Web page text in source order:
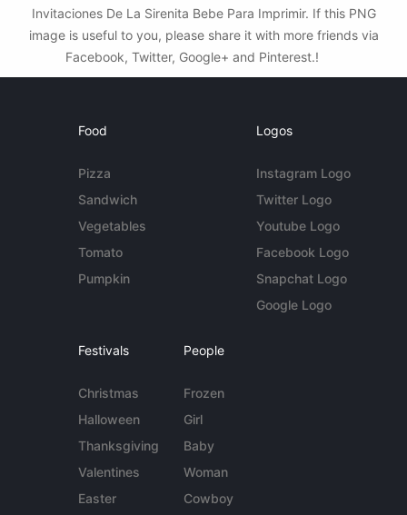
Invitaciones De La Sirenita Bebe Para Imprimir. If this PNG
image is useful to you, please share it with more friends via
Facebook, Twitter, Google+ and Pinterest.!
Food
Pizza
Sandwich
Vegetables
Tomato
Pumpkin
Logos
Instagram Logo
Twitter Logo
Youtube Logo
Facebook Logo
Snapchat Logo
Google Logo
Festivals
Christmas
Halloween
Thanksgiving
Valentines
Easter
People
Frozen
Girl
Baby
Woman
Cowboy